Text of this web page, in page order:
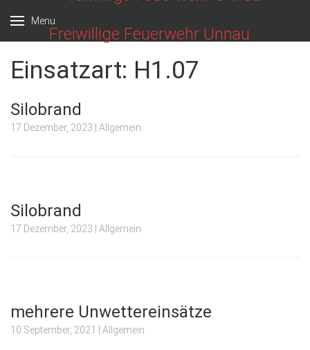
Menu
Freiwillige Feuerwehr Unnau
Einsatzart: H1.07
Silobrand
17 Dezember, 2023 | Allgemein
Silobrand
17 Dezember, 2023 | Allgemein
mehrere Unwettereinsätze
10 September, 2021 | Allgemein